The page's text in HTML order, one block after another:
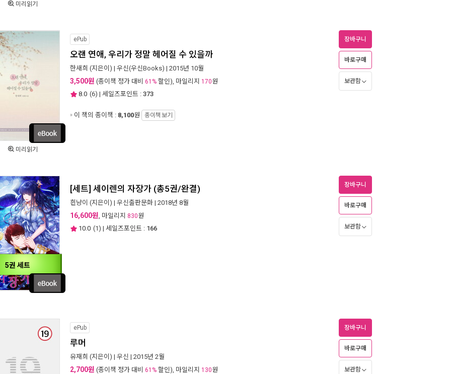
미리읽기
미리읽기
ePub
오랜 연애, 우리가 정말 헤어질 수 있을까
한새희 (지은이) | 우신(우신Books) | 2015년 10월
3,500원 (종이책 정가 대비 61% 할인), 마일리지 170원
8.0 (6) | 세일즈포인트 : 373
이 책의 종이책 : 8,100원 종이책 보기
장바구니
바로구매
보관함
5권 세트
[세트] 세이렌의 자장가 (총5권/완결)
흰냥이 (지은이) | 우신출판문화 | 2018년 8월
16,600원, 마일리지 830원
10.0 (1) | 세일즈포인트 : 166
장바구니
바로구매
보관함
ePub
루머
유재희 (지은이) | 우신 | 2015년 2월
2,700원 (종이책 정가 대비 61% 할인), 마일리지 130원
장바구니
바로구매
보관함